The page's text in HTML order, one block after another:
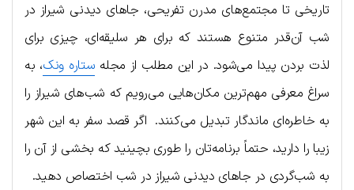
تاریخی تا مجتمع‌های مدرن تفریحی، جاهای دیدنی شیراز در
شب آن‌قدر متنوع هستند که برای هر سلیقه‌ای، چیزی برای
لذت بردن پیدا می‌شود. در این مطلب از مجله ستاره ونک، به
سراغ معرفی مهم‌ترین مکان‌هایی می‌رویم که شب‌های شیراز را
به خاطره‌ای ماندگار تبدیل می‌کنند. اگر قصد سفر به این شهر
زیبا را دارید، حتماً برنامه‌تان را طوری بچینید که بخشی از آن را
به شب‌گردی در جاهای دیدنی شیراز در شب اختصاص دهید.